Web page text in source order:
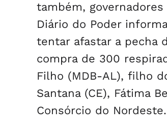
também,
Diário do Poder
tentar afastar a pecha
compra de 300
Filho (MDB-AL), filho
Santana (CE), Fátima
Consórcio do Nordeste.